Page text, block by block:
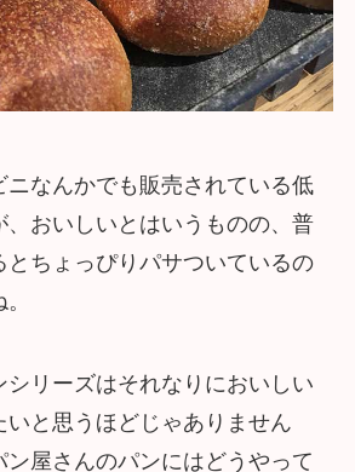
ニなんかでも販売されている低
、おいしいとはいうものの、普
とちょっぴりパサついているの
シリーズはそれなりにおいしい
いと思うほどじゃありません
ン屋さんのパンにはどうやって